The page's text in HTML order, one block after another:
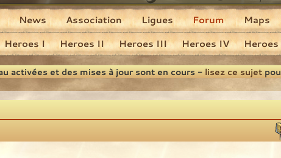
Heroes I Heroes II Heroes III Heroes IV Heroes
News Association Ligues Forum Maps
activées et des mises à jour sont en cours -lisez ce sujet